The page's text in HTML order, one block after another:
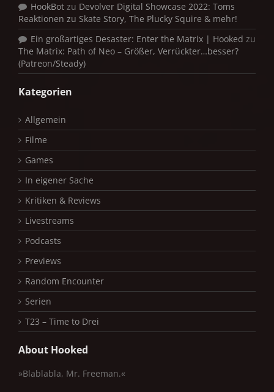
HookBot zu Devolver Digital Showcase 2022: Toms
Reaktionen zu Skate Story, The Plucky Squire & mehr!
Ein großartiges Desaster: Enter the Matrix | Hooked zu
The Matrix: Path of Neo – Größer, Verrückter…besser?
(Patreon/Steady)
Kategorien
Allgemein
Filme
Games
In eigener Sache
Kritiken & Reviews
Livestreams
Podcasts
Previews
Random Encounter
Serien
T23 – Time to Drei
About Hooked
»Blablabla, Mr. Freeman.«